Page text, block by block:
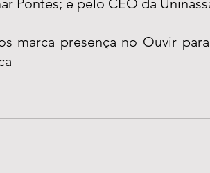
marca presença no Ouvir